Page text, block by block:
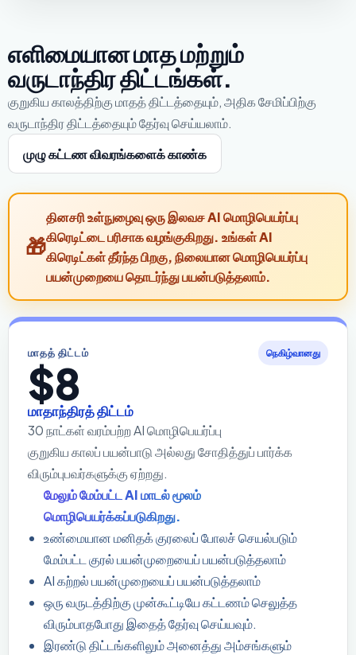
எளிமையான மாத மற்றும்
வருடாந்திர திட்டங்கள்.
குறுகிய காலத்திற்கு மாதத் திட்டத்தையும், அதிக சேமிப்பிற்கு
வருடாந்திர திட்டத்தையும் தேர்வு செய்யலாம்.
முழு கட்டண விவரங்களைக் காண்க
தினசரி உள்நுழைவு ஒரு இலவச AI மொழிபெயர்ப்பு
கிரெடிட்டை பரிசாக வழங்குகிறது. உங்கள் AI
கிரெடிட்கள் தீர்ந்த பிறகு, நிலையான மொழிபெயர்ப்பு
பயன்முறையை தொடர்ந்து பயன்படுத்தலாம்.
மாதத் திட்டம் நெகிழ்வானது
$8
மாதாந்திரத் திட்டம்
30 நாட்கள் வரம்பற்ற AI மொழிபெயர்ப்பு
குறுகிய காலப் பயன்பாடு அல்லது சோதித்துப் பார்க்க
விரும்புபவர்களுக்கு ஏற்றது.
மேலும் மேம்பட்ட AI மாடல் மூலம்
மொழிபெயர்க்கப்படுகிறது.
உண்மையான மனிதக் குரலைப் போலச் செயல்படும்
மேம்பட்ட குரல் பயன்முறையைப் பயன்படுத்தலாம்
AI கற்றல் பயன்முறையைப் பயன்படுத்தலாம்
ஒரு வருடத்திற்கு முன்கூட்டியே கட்டணம் செலுத்த
விரும்பாதபோது இதைத் தேர்வு செய்யவும்.
இரண்டு திட்டங்களிலும் அனைத்து அம்சங்களும்